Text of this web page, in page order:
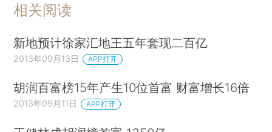
相关阅读
新地预计徐家汇地王五年套现二百亿
2013年09月13日 APP打开
胡润百富榜15年产生10位首富 财富增长16倍
2013年09月11日 APP打开